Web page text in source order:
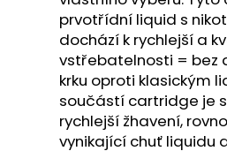
prvotřídní liquid s
dochází k rychlejší a
vstřebatelnosti = bez
krku oproti klasickým
součástí cartridge je
rychlejší žhavení,
vynikající chuť liquidu